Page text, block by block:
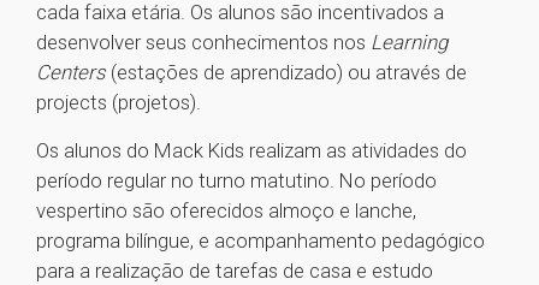
cada faixa etária. Os alunos são incentivados a
desenvolver seus conhecimentos nos Learning
Centers (estações de aprendizado) ou através de
projects (projetos).
Os alunos do Mack Kids realizam as atividades do
período regular no turno matutino. No período
vespertino são oferecidos almoço e lanche,
programa bilíngue, e acompanhamento pedagógico
para a realização de tarefas de casa e estudo